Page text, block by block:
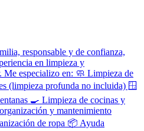
responsable y de confianza,
en limpieza y
Me especializo en: 🧼 Limpieza de
(limpieza profunda no incluida) 🪟
🍳 Limpieza de cocinas y
y mantenimiento
de ropa 📦 Ayuda